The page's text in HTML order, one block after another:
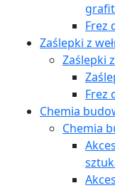
Frez
Zaślepki z
Zaślepki
Frez
Chemia
Chemia